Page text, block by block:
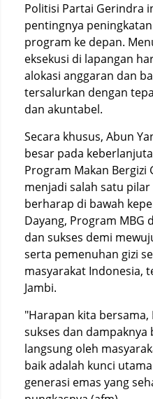
Politisi Partai Gerindra
pentingnya
program ke depan.
eksekusi di lapangan
alokasi anggaran dan
tersalurkan dengan
dan akuntabel.
Secara khusus, Abun
besar pada
Program Makan Bergizi
menjadi salah satu
berharap di bawah
Dayang, Program MBG
dan sukses demi
serta pemenuhan gizi
masyarakat Indonesia,
Jambi.
"Harapan kita
sukses dan
langsung oleh
baik adalah kunci
generasi emas yang